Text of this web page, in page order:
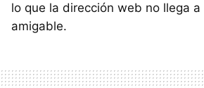
lo que la dirección web no llega
amigable.